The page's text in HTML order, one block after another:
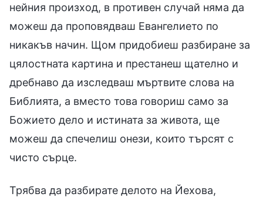
нейния произход, в противен случай няма да
можеш да проповядваш Евангелието по
никакъв начин. Щом придобиеш разбиране за
цялостната картина и престанеш щателно и
дребнаво да изследваш мъртвите слова на
Библията, а вместо това говориш само за
Божието дело и истината за живота, ще
можеш да спечелиш онези, които търсят с
чисто сърце.
Трябва да разбирате делото на Йехова,